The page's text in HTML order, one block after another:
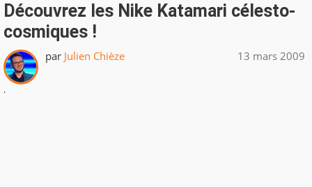
Découvrez les Nike Katamari célesto-
cosmiques !
par Julien Chièze 13 mars 2009
.